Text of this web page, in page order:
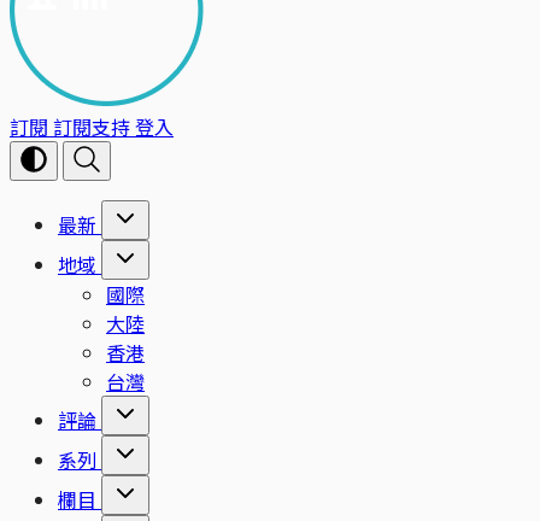
訂閱 訂閱支持登入
最新
地域
國際
大陸
香港
台灣
評論
系列
欄目